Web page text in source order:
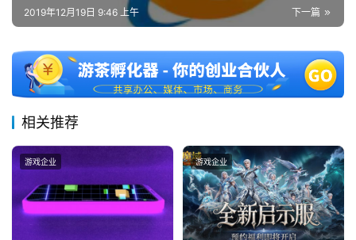
第
三
届
金
茶
7
下一篇
2019年12月19日 9:46 上午
相关推荐
游戏企业 游戏企业